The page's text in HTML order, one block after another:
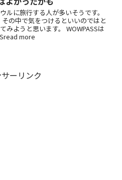
ルに旅行する人が多いそうです。
の中で気をつけるといいのではと
みようと思います。 WOWPASSは
more
ーリンク